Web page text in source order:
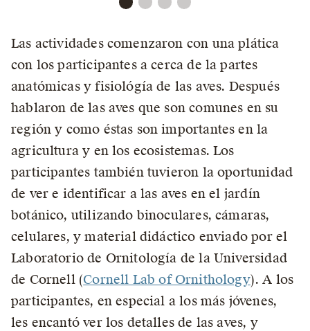
Las actividades comenzaron con una plática
con los participantes a cerca de la partes
anatómicas y fisiológía de las aves. Después
hablaron de las aves que son comunes en su
región y como éstas son importantes en la
agricultura y en los ecosistemas. Los
participantes también tuvieron la oportunidad
de ver e identificar a las aves en el jardín
botánico, utilizando binoculares, cámaras,
celulares, y material didáctico enviado por el
Laboratorio de Ornitología de la Universidad
de Cornell (Cornell Lab of Ornithology). A los
participantes, en especial a los más jóvenes,
les encantó ver los detalles de las aves, y